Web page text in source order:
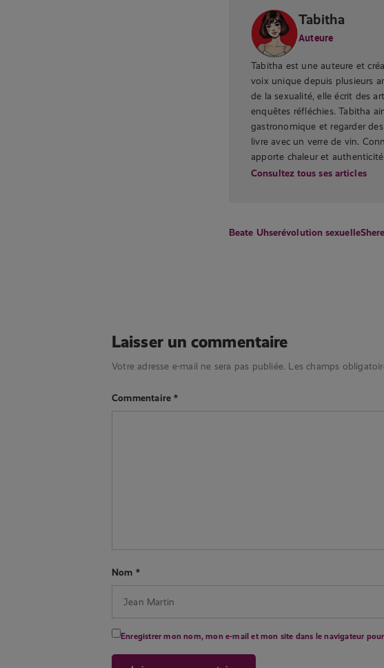
Tabitha
Auteure
Tabitha est une auteure et
voix unique depuis plusieurs
de la sexualité, elle écrit des
enquêtes réfléchies. Tabitha
gastronomique et regarder
livre avec un verre de vin.
apporte chaleur et
Consultez tous ses articles
Beate Uhserévolution sexuelle
Laisser un commentaire
Votre adresse e-mail ne sera pas publiée. Les champs
Commentaire*
Nom *
Enregistrer mon nom, mon e-mail et mon site dans le navigateur